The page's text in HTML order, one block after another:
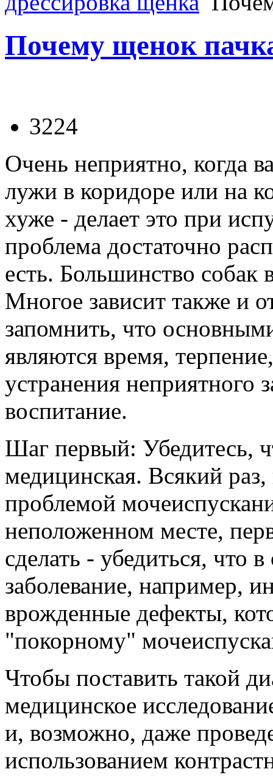
Почему щенок
3224
Очень неприятно, когда
лужи в коридоре или на
хуже - делает это при
проблема достаточно
есть. Большинство собак
Многое зависит также и
запомнить, что
являются время,
устранения неприятного
воспитание.
Шаг первый: Убедитесь,
медицинская. Всякий раз,
проблемой
неположенном месте,
сделать - убедиться, что
заболевание, например,
врожденные дефекты,
"покорному"
Чтобы поставить такой
медицинское
и, возможно, даже
использованием